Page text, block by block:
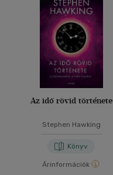
Az idő rövid története
Stephen Hawking
Könyv
Árinformációk